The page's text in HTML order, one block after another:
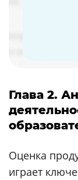
Глава 2.
Оценка
играет